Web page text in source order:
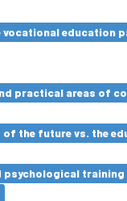
vocational education
practical areas of
the future vs. the
psychological